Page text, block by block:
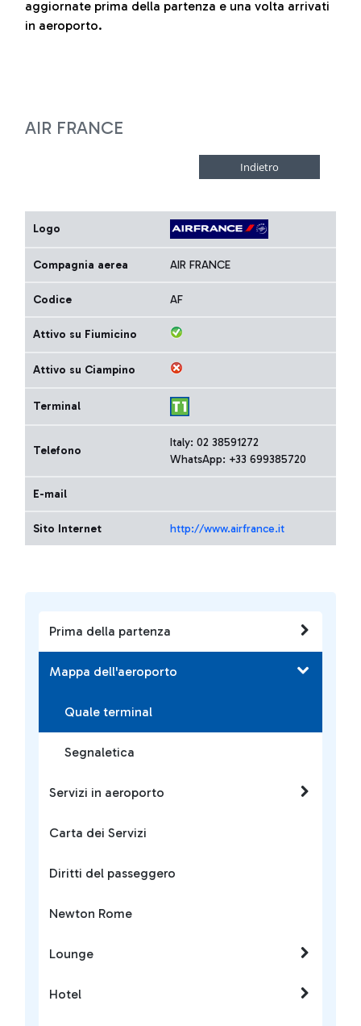
Prima della partenza
Mappa dell'aeroporto
Quale terminal
Segnaletica
Servizi in aeroporto
Carta dei Servizi
Diritti del passeggero
Newton Rome
Lounge
Hotel
aggiornate prima della partenza e una volta arrivati
in aeroporto.
AIR FRANCE
Logo
Compagnia aerea AIR FRANCE
Codice AF
Attivo su Fiumicino
Attivo su Ciampino
Terminal
Telefono
Italy: 02 38591272
WhatsApp: +33 699385720
E-mail
Sito Internet http://www.airfrance.it